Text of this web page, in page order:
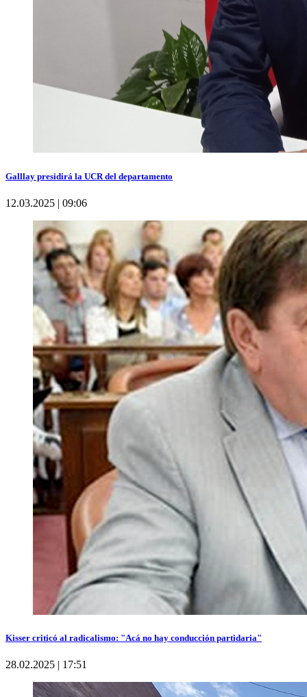
Galllay presidirá la UCR del departamento
12.03.2025 | 09:06
Kisser criticó al radicalismo: "Acá no hay conducción partidaria"
28.02.2025 | 17:51